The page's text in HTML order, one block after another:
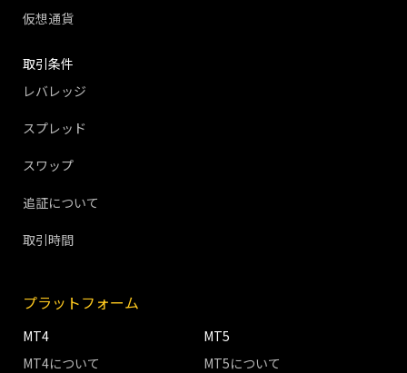
仮想通貨
取引条件
レバレッジ
スプレッド
スワップ
追証について
取引時間
プラットフォーム
MT4
MT4について
MT5
MT5について